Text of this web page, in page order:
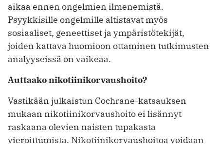
aikaa ennen ongelmien ilmenemistä.
Psyykkisille ongelmille altistavat myös
sosiaaliset, geneettiset ja ympäristötekijät,
joiden kattava huomioon ottaminen tutkimusten
analyyseissä on vaikeaa.
Auttaako nikotiinikorvaushoito?
Vastikään julkaistun Cochrane-katsauksen
mukaan nikotiinikorvaushoito ei lisännyt
raskaana olevien naisten tupakasta
vieroittumista. Nikotiinikorvaushoitoa voidaan